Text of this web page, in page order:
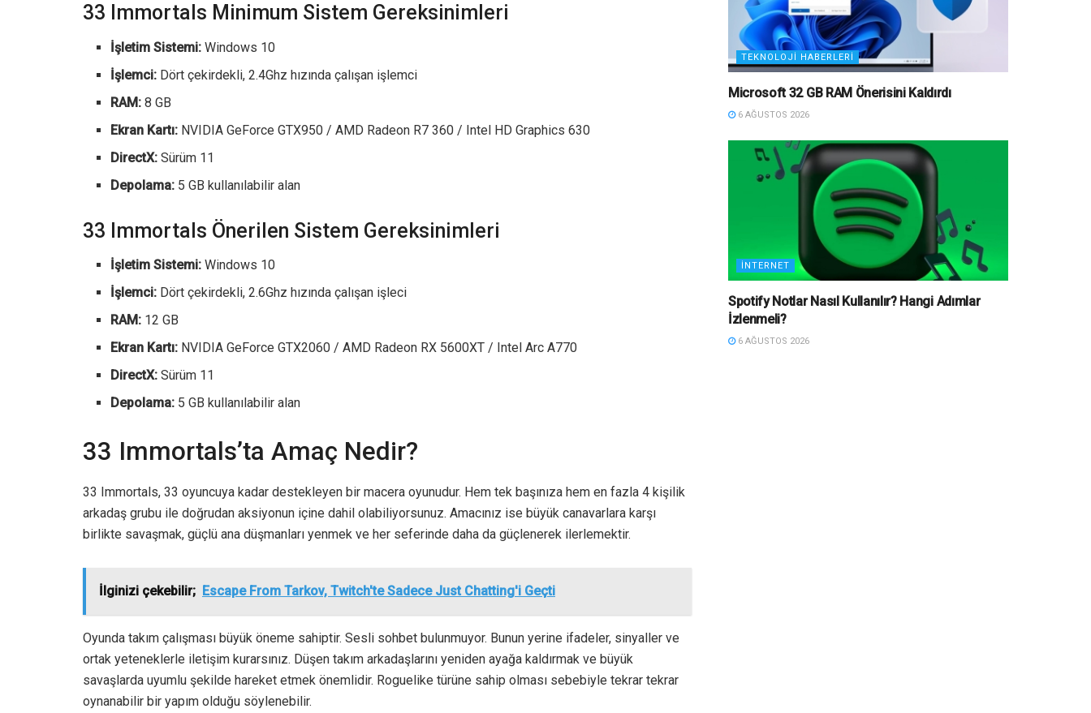
33 Immortals Minimum Sistem Gereksinimleri
İşletim Sistemi: Windows 10
İşlemci: Dört çekirdekli, 2.4Ghz hızında çalışan işlemci
RAM: 8 GB
Ekran Kartı: NVIDIA GeForce GTX950 / AMD Radeon R7 360 / Intel HD Graphics 630
DirectX: Sürüm 11
Depolama: 5 GB kullanılabilir alan
33 Immortals Önerilen Sistem Gereksinimleri
İşletim Sistemi: Windows 10
İşlemci: Dört çekirdekli, 2.6Ghz hızında çalışan işleci
RAM: 12 GB
Ekran Kartı: NVIDIA GeForce GTX2060 / AMD Radeon RX 5600XT / Intel Arc A770
DirectX: Sürüm 11
Depolama: 5 GB kullanılabilir alan
33 Immortals’ta Amaç Nedir?
33 Immortals, 33 oyuncuya kadar destekleyen bir macera oyunudur. Hem tek başınıza hem en fazla 4 kişilik
arkadaş grubu ile doğrudan aksiyonun içine dahil olabiliyorsunuz. Amacınız ise büyük canavarlara karşı
birlikte savaşmak, güçlü ana düşmanları yenmek ve her seferinde daha da güçlenerek ilerlemektir.
İlginizi çekebilir; Escape From Tarkov, Twitch'te Sadece Just Chatting'i Geçti
Oyunda takım çalışması büyük öneme sahiptir. Sesli sohbet bulunmuyor. Bunun yerine ifadeler, sinyaller ve
ortak yeteneklerle iletişim kurarsınız. Düşen takım arkadaşlarını yeniden ayağa kaldırmak ve büyük
savaşlarda uyumlu şekilde hareket etmek önemlidir. Roguelike türüne sahip olması sebebiyle tekrar tekrar
oynanabilir bir yapım olduğu söylenebilir.
TEKNOLOJI HABERLERI
Microsoft 32 GB RAM Önerisini Kaldırdı
6 AĞUSTOS 2026
İNTERNET
Spotify Notlar Nasıl Kullanılır? Hangi Adımlar
İzlenmeli?
6 AĞUSTOS 2026